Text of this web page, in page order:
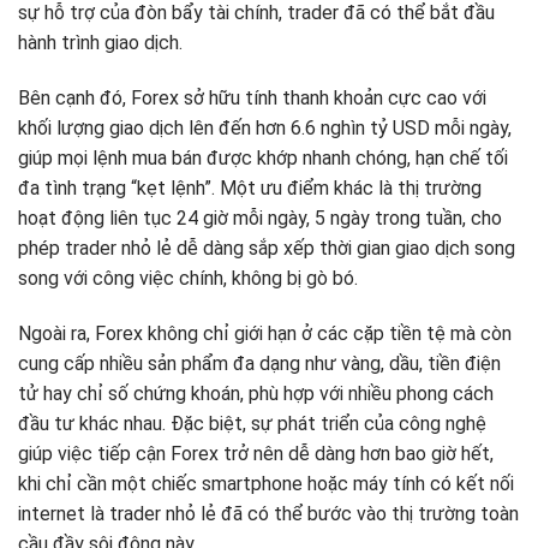
sự hỗ trợ của đòn bẩy tài chính, trader đã có thể bắt đầu
hành trình giao dịch.
Bên cạnh đó, Forex sở hữu tính thanh khoản cực cao với
khối lượng giao dịch lên đến hơn 6.6 nghìn tỷ USD mỗi ngày,
giúp mọi lệnh mua bán được khớp nhanh chóng, hạn chế tối
đa tình trạng “kẹt lệnh”. Một ưu điểm khác là thị trường
hoạt động liên tục 24 giờ mỗi ngày, 5 ngày trong tuần, cho
phép trader nhỏ lẻ dễ dàng sắp xếp thời gian giao dịch song
song với công việc chính, không bị gò bó.
Ngoài ra, Forex không chỉ giới hạn ở các cặp tiền tệ mà còn
cung cấp nhiều sản phẩm đa dạng như vàng, dầu, tiền điện
tử hay chỉ số chứng khoán, phù hợp với nhiều phong cách
đầu tư khác nhau. Đặc biệt, sự phát triển của công nghệ
giúp việc tiếp cận Forex trở nên dễ dàng hơn bao giờ hết,
khi chỉ cần một chiếc smartphone hoặc máy tính có kết nối
internet là trader nhỏ lẻ đã có thể bước vào thị trường toàn